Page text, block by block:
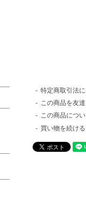
特定商取引法
この商品を友
この商品につ
買い物を続ける